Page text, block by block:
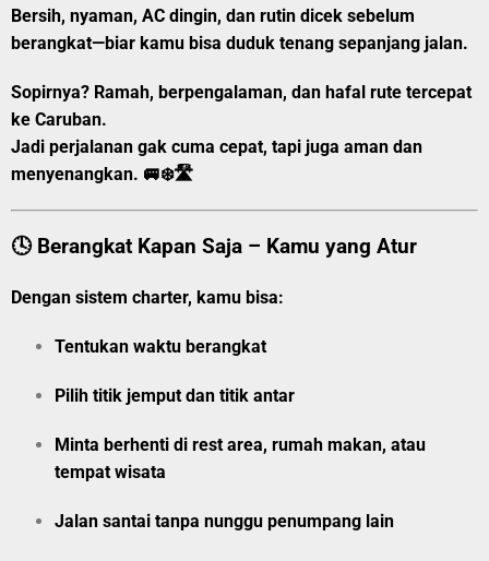
Bersih, nyaman, AC dingin, dan rutin dicek sebelum
berangkat—biar kamu bisa duduk tenang sepanjang jalan.
Sopirnya? Ramah, berpengalaman, dan hafal rute tercepat
ke Caruban.
Jadi perjalanan gak cuma cepat, tapi juga aman dan
menyenangkan. 🚐❄️🛣️
🕓 Berangkat Kapan Saja – Kamu yang Atur
Dengan sistem charter, kamu bisa:
Tentukan waktu berangkat
Pilih titik jemput dan titik antar
Minta berhenti di rest area, rumah makan, atau
tempat wisata
Jalan santai tanpa nunggu penumpang lain